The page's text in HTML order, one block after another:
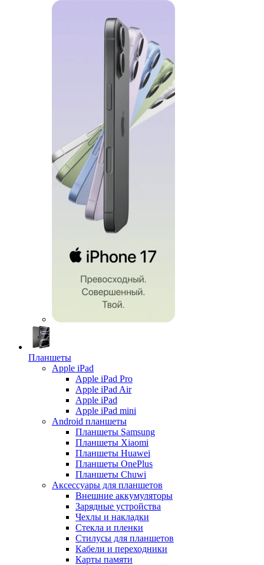
Планшеты
Apple iPad
Apple iPad Pro
Apple iPad Air
Apple iPad
Apple iPad mini
Android планшеты
Планшеты Samsung
Планшеты Xiaomi
Планшеты Huawei
Планшеты OnePlus
Планшеты Chuwi
Аксессуары для планшетов
Внешние аккумуляторы
Зарядные устройства
Чехлы и накладки
Стекла и пленки
Стилусы для планшетов
Кабели и переходники
Карты памяти